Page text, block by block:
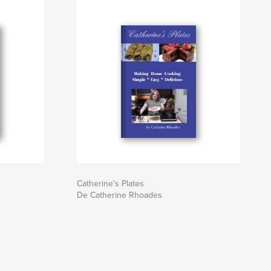
Catherine's Plates
De Catherine Rhoades